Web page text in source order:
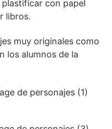
con papel
libros.
muy originales como
los alumnos de la